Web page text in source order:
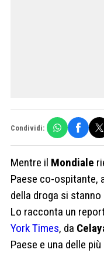
Condividi:
Mentre il Mondiale
Paese co-ospitante,
della droga si
Lo racconta un
York Times, da
Paese e una delle